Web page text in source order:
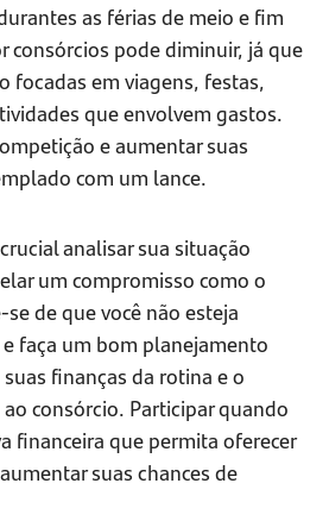
as férias de meio e fim
consórcios pode diminuir, já que
focadas em viagens, festas,
que envolvem gastos.
e aumentar suas
com um lance.
analisar sua situação
um compromisso como o
de que você não esteja
faça um bom planejamento
finanças da rotina e o
consórcio. Participar quando
financeira que permita oferecer
suas chances de